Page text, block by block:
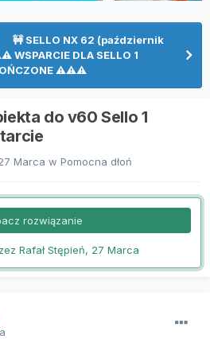
🚧 SELLO NX 62 (październik
DLA SELLO 1
⚠⚠⚠
do v60 Sello 1
Marca w Pomocna dłoń
rozwiązanie
Rafał Stępień, 27 Marca